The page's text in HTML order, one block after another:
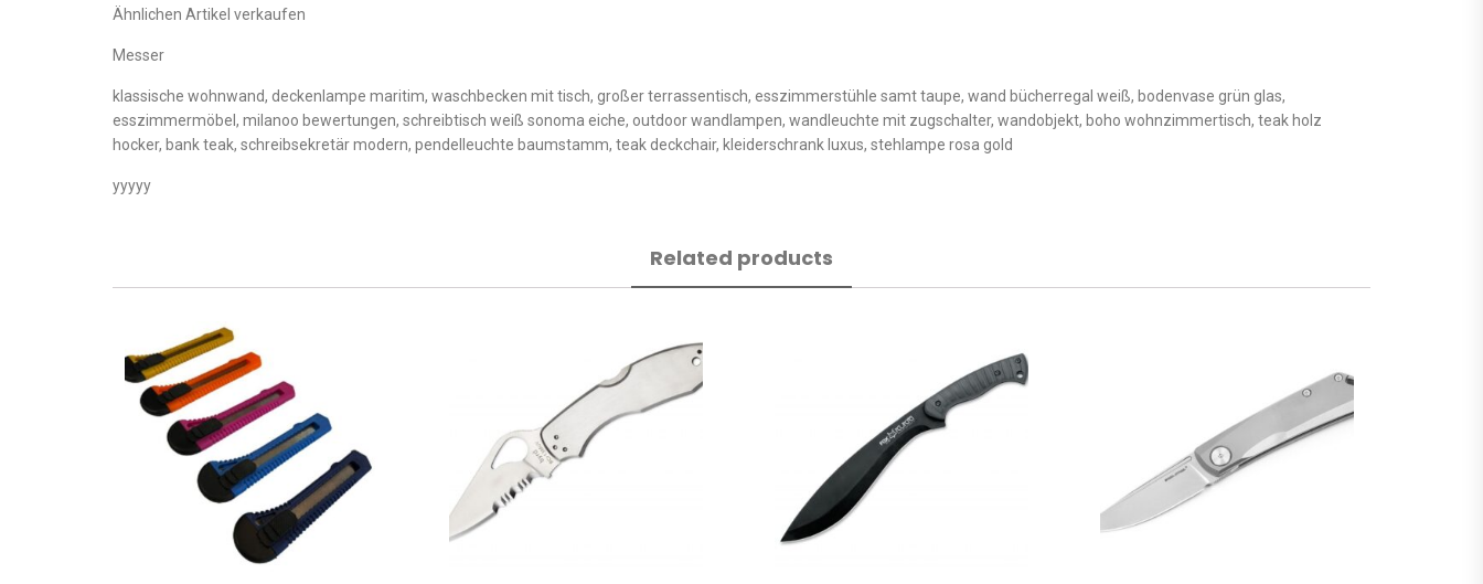
Ähnlichen Artikel verkaufen
Messer
klassische wohnwand, deckenlampe maritim, waschbecken mit tisch, großer terrassentisch, esszimmerstühle samt taupe, wand bücherregal weiß, bodenvase grün glas,
esszimmermöbel, milanoo bewertungen, schreibtisch weiß sonoma eiche, outdoor wandlampen, wandleuchte mit zugschalter, wandobjekt, boho wohnzimmertisch, teak holz
hocker, bank teak, schreibsekretär modern, pendelleuchte baumstamm, teak deckchair, kleiderschrank luxus, stehlampe rosa gold
yyyyy
Related products